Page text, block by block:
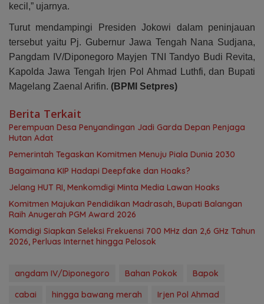
kecil,” ujarnya.
Turut mendampingi Presiden Jokowi dalam peninjauan
tersebut yaitu Pj. Gubernur Jawa Tengah Nana Sudjana,
Pangdam IV/Diponegoro Mayjen TNI Tandyo Budi Revita,
Kapolda Jawa Tengah Irjen Pol Ahmad Luthfi, dan Bupati
Magelang Zaenal Arifin. (BPMI Setpres)
Berita Terkait
Perempuan Desa Penyandingan Jadi Garda Depan Penjaga
Hutan Adat
Pemerintah Tegaskan Komitmen Menuju Piala Dunia 2030
Bagaimana KIP Hadapi Deepfake dan Hoaks?
Jelang HUT RI, Menkomdigi Minta Media Lawan Hoaks
Komitmen Majukan Pendidikan Madrasah, Bupati Balangan
Raih Anugerah PGM Award 2026
Komdigi Siapkan Seleksi Frekuensi 700 MHz dan 2,6 GHz Tahun
2026, Perluas Internet hingga Pelosok
angdam IV/Diponegoro Bahan Pokok
Bapok
cabai
hingga bawang merah
Irjen Pol Ahmad